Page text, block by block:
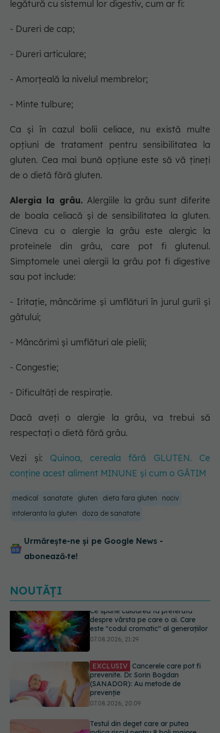
legătură cu sistemul lor digestiv, cum ar fi:
- Dureri de cap;
- Dureri articulare;
- Amorțeală la nivelul membrelor;
- Minte tulbure;
Ca și în cazul bolii celiace, nu există multe
opțiuni de tratament pentru sensibilitatea la
gluten. Cea mai bună opțiune este să vă țineți
de o dietă fără gluten.
Alergia la grâu. Alergiile la grâu sunt diferite
de boala celiacă și de sensibilitatea la gluten.
Cineva cu o alergie la grâu este alergic la
proteinele din grâu, care pot fi glutenul.
Simptomele unei alergii la grâu pot fi digestive
sau pot include:
- Iritație, mâncărime și umflături în jurul gurii și
gâtului;
- Mâncărimi și umflături ale pielii;
- Congestie;
- Dificultăți de respirație.
Dacă aveți o alergie la grâu, va trebui să
respectați o dietă fără grâu.
Vezi și: Quinoa, cereala fără GLUTEN. Ce
conține acest aliment MINUNE și cum o GĂTIM
medical sanatate gluten dieta fara gluten
nociv
intoleranta la gluten
doza de sanatate
Urmărește-ne și pe Google News -
abonează‑te!
NOUTĂȚI
EXCLUSIV Cancerele care pot fi
prevenite. Dr. Sorin Bogdan
(SANADOR): Au metode de
07.08.2026, 20:09
Testul din deget care ar putea
indica riscul pentru 8 boli majore
07.08.2026, 18:34